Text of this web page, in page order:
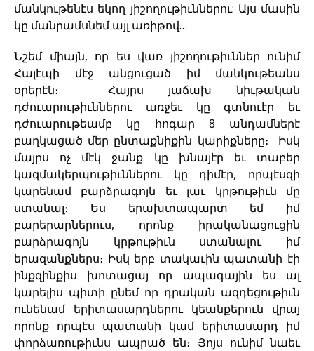
մանկութենէս եկող յիշողութիւններու: Այս մասին
կը մանրամսնեմ այլ առիթով…
Նշեմ միայն, որ ես վառ յիշողութիւններ ունիմ
Հալէպի մէջ անցուցած իմ մանկութեանս
օրերէն։ Հայրս յաճախ նիւթական
դժուարութիւններու առջեւ կը գտնուէր եւ
դժուարութեամբ կը հոգար 8 անդամներէ
բաղկացած մեր ընտաքնիքին կարիքները։ Իսկ
մայրս ոչ մէկ ջանք կը խնայէր եւ տաբեր
կազմակերպութիւններու կը դիմէր, որպէսզի
կարենամ բարձրագոյն եւ լաւ կրթութիւն մը
ստանալ։ Ես երախտապարտ եմ իմ
բարերարներուս, որոնք իրականացուցին
բարձրագոյն կրթութիւն ստանալու իմ
երազանքներս։ Իսկ երբ տակաւին պատանի էի
ինքզինքիս խոտացայ որ ապագային ես ալ
կարելիս պիտի ընեմ որ դրական ազդեցութիւն
ունենամ երիտասարդներու կեանքերուն վրայ
որոնք որպէս պատանի կամ երիտասարդ իմ
փորձառութիւնս ապրած են։ Յոյս ունիմ նաեւ